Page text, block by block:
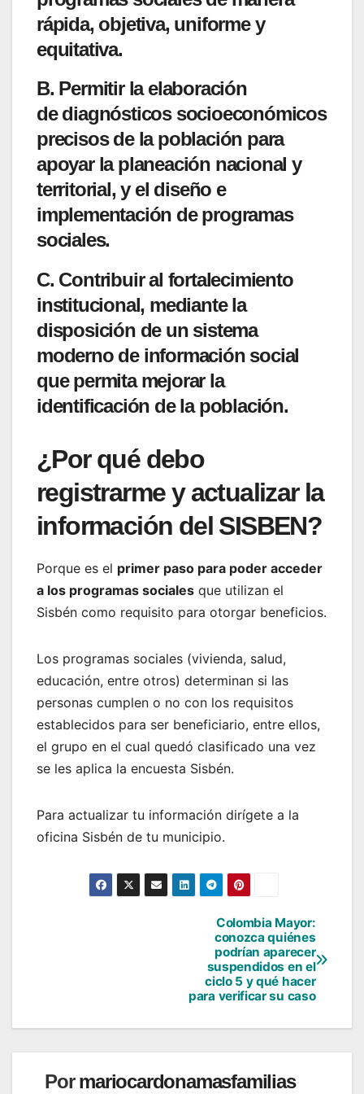
rápida, objetiva, uniforme y
equitativa.
B. Permitir la elaboración
dediagnósticos socioeconómicos
precisosde la población para
apoyar la planeación nacional y
territorial, y el diseño e
implementación de programas
sociales.
C. Contribuir al fortalecimiento
institucional, mediante la
disposición de un sistema
moderno de información social
que permita mejorar la
identificación de la población.
¿Por qué debo
registrarme y actualizar la
información del SISBEN?
Porque es el primer paso para poder acceder
a los programas sociales que utilizan el
Sisbén como requisito para otorgar beneficios.
Los programas sociales (vivienda, salud,
educación, entre otros) determinan si las
personas cumplen o no con los requisitos
establecidos para ser beneficiario, entre ellos,
el grupo en el cual quedó clasificado una vez
se les aplica la encuesta Sisbén.
Para actualizar tu información dirígete a la
oficina Sisbén de tu municipio.
Colombia Mayor:
conozca quiénes
podrían aparecer
suspendidos en el
ciclo 5 y qué hacer
para verificar su caso
Pormariocardonamasfamilias